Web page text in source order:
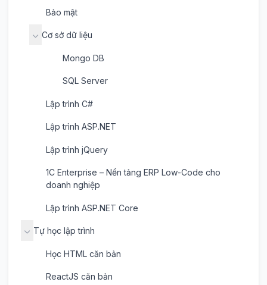
Bảo mật
Cơ sở dữ liệu
Mongo DB
SQL Server
Lập trình C#
Lập trình ASP.NET
Lập trình jQuery
1C Enterprise – Nền tảng ERP Low-Code cho
doanh nghiệp
Lập trình ASP.NET Core
Tự học lập trình
Học HTML căn bản
ReactJS căn bản